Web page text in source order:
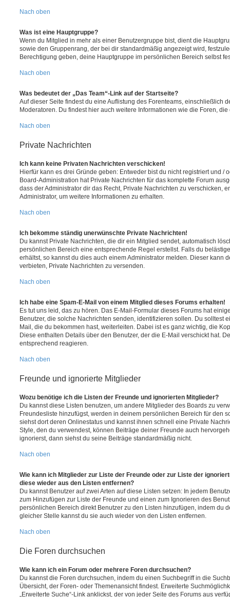
Nach oben
Was ist eine Hauptgruppe?
Wenn du Mitglied in mehr als einer Benutzergruppe bist, dient die
sowie den Gruppenrang, der bei dir standardmäßig angezeigt wird,
Berechtigung geben, deine Hauptgruppe im persönlichen Bereich selbst
Nach oben
Was bedeutet der „Das Team“-Link auf der Startseite?
Auf dieser Seite findest du eine Auflistung des Forenteams, einschließlich
Moderatoren. Du findest hier auch weitere Informationen wie die Foren,
Nach oben
Private Nachrichten
Ich kann keine Privaten Nachrichten verschicken!
Hierfür kann es drei Gründe geben: Entweder bist du nicht registriert und /
Board-Administration hat Private Nachrichten für das komplette Forum
dass der Administrator dir das Recht, Private Nachrichten zu verschicken,
Administrator, um weitere Informationen zu erhalten.
Nach oben
Ich bekomme ständig unerwünschte Private Nachrichten!
Du kannst Private Nachrichten, die dir ein Mitglied sendet, automatisch
persönlichen Bereich eine entsprechende Regel erstellst. Falls du
erhältst, so kannst du dies auch einem Administrator melden. Dieser kann
verbieten, Private Nachrichten zu versenden.
Nach oben
Ich habe eine Spam-E-Mail von einem Mitglied dieses Forums erhalten!
Es tut uns leid, das zu hören. Das E-Mail-Formular dieses Forums hat
Benutzer, die solche Nachrichten senden, identifizieren sollen. Du solltest
Mail, die du bekommen hast, weiterleiten. Dabei ist es ganz wichtig, die
Diese enthalten Details über den Benutzer, der die E-Mail verschickt hat.
entsprechend reagieren.
Nach oben
Freunde und ignorierte Mitglieder
Wozu benötige ich die Listen der Freunde und ignorierten Mitglieder?
Du kannst diese Listen benutzen, um andere Mitglieder des Boards zu
Freundesliste hinzufügst, werden in deinem persönlichen Bereich für den
siehst dort deren Onlinestatus und kannst ihnen schnell eine Private
Style, den du verwendest, können Beiträge deiner Freunde auch
ignorierst, dann siehst du seine Beiträge standardmäßig nicht.
Nach oben
Wie kann ich Mitglieder zur Liste der Freunde oder zur Liste der
diese wieder aus den Listen entfernen?
Du kannst Benutzer auf zwei Arten auf diese Listen setzen: In jedem
zum Hinzufügen zur Liste der Freunde und einen zum Ignorieren des
persönlichen Bereich direkt Benutzer zu den Listen hinzufügen, indem du
gleicher Stelle kannst du sie auch wieder von den Listen entfernen.
Nach oben
Die Foren durchsuchen
Wie kann ich ein Forum oder mehrere Foren durchsuchen?
Du kannst die Foren durchsuchen, indem du einen Suchbegriff in die
Übersicht, der Foren- oder Themenansicht findest. Erweiterte
„Erweiterte Suche“-Link anklickst, der von jeder Seite des Forums aus